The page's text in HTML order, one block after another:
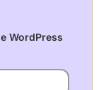
WordPress